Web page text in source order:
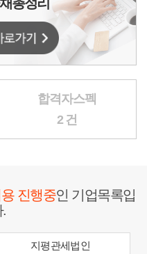
총정리
합격자스펙
2 건
진행중인 기업목록입
지평관세법인